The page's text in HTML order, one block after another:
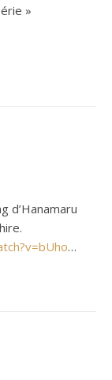
»
d’Hanamaru
…